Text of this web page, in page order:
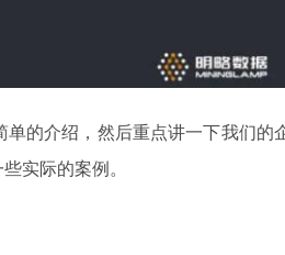
的介绍，然后重点讲一下我们的
实际的案例。